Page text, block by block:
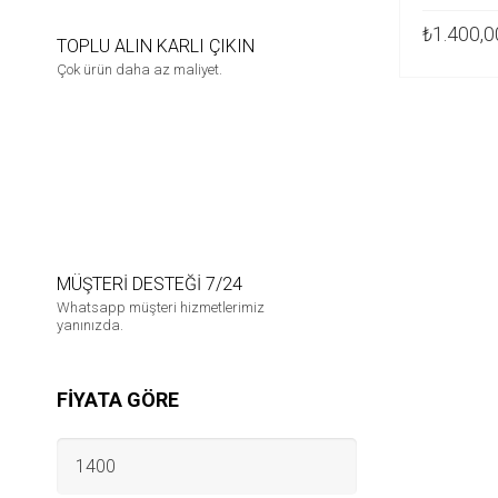
TOPLU ALIN KARLI ÇIKIN
Çok ürün daha az maliyet.
MÜŞTERİ DESTEĞİ 7/24
Whatsapp müşteri hizmetlerimiz
yanınızda.
FIYATA GÖRE
DÜŞÜK
₺